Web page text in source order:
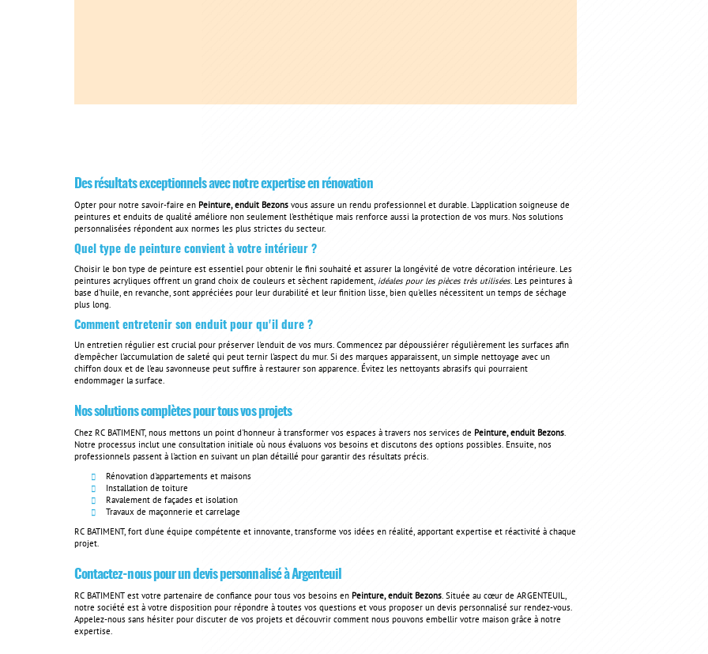
Des résultats exceptionnels avec notre expertise en rénovation
Opter pour notre savoir-faire en Peinture, enduit Bezons vous assure un rendu professionnel et durable. L'application soigneuse de
peintures et enduits de qualité améliore non seulement l'esthétique mais renforce aussi la protection de vos murs. Nos solutions
personnalisées répondent aux normes les plus strictes du secteur.
Quel type de peinture convient à votre intérieur ?
Choisir le bon type de peinture est essentiel pour obtenir le fini souhaité et assurer la longévité de votre décoration intérieure. Les
peintures acryliques offrent un grand choix de couleurs et sèchent rapidement, idéales pour les pièces très utilisées. Les peintures à
base d'huile, en revanche, sont appréciées pour leur durabilité et leur finition lisse, bien qu'elles nécessitent un temps de séchage
plus long.
Comment entretenir son enduit pour qu'il dure ?
Un entretien régulier est crucial pour préserver l'enduit de vos murs. Commencez par dépoussiérer régulièrement les surfaces afin
d'empêcher l'accumulation de saleté qui peut ternir l'aspect du mur. Si des marques apparaissent, un simple nettoyage avec un
chiffon doux et de l'eau savonneuse peut suffire à restaurer son apparence. Évitez les nettoyants abrasifs qui pourraient
endommager la surface.
Nos solutions complètes pour tous vos projets
Chez RC BATIMENT, nous mettons un point d'honneur à transformer vos espaces à travers nos services de Peinture, enduit Bezons.
Notre processus inclut une consultation initiale où nous évaluons vos besoins et discutons des options possibles. Ensuite, nos
professionnels passent à l'action en suivant un plan détaillé pour garantir des résultats précis.
Rénovation d'appartements et maisons
Installation de toiture
Ravalement de façades et isolation
Travaux de maçonnerie et carrelage
RC BATIMENT, fort d'une équipe compétente et innovante, transforme vos idées en réalité, apportant expertise et réactivité à chaque
projet.
Contactez-nous pour un devis personnalisé à Argenteuil
RC BATIMENT est votre partenaire de confiance pour tous vos besoins en Peinture, enduit Bezons. Située au cœur de ARGENTEUIL,
notre société est à votre disposition pour répondre à toutes vos questions et vous proposer un devis personnalisé sur rendez-vous.
Appelez-nous sans hésiter pour discuter de vos projets et découvrir comment nous pouvons embellir votre maison grâce à notre
expertise.